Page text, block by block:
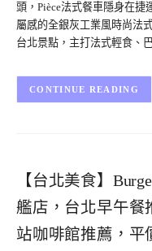
頭，Pièce法式餐車隱身在
屬感的全銀灰工業風時尚法
台北景點，主打法式輕食、
CONTINUE READING
【台北美食】
艦店，台北早午餐
站咖啡館推薦，平